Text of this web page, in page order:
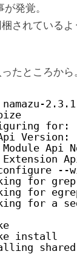
発覚。
されている
たところから
2.3.1
for:
Version:
Module Api
Extension
--
for
for
for a
install
shared